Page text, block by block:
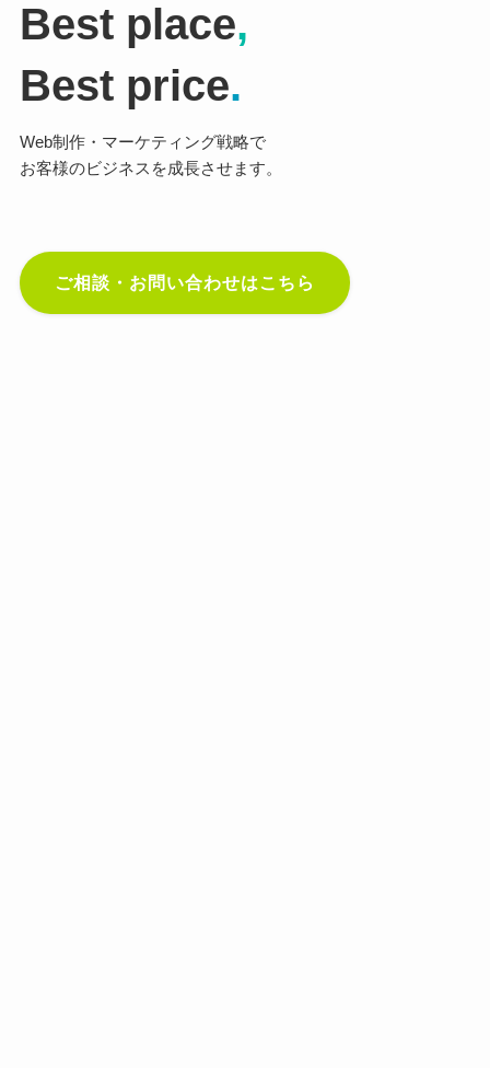
Best place,
Best price.
Web制作・マーケティング戦略で
お客様のビジネスを成長させます。
ご相談・お問い合わせはこちら